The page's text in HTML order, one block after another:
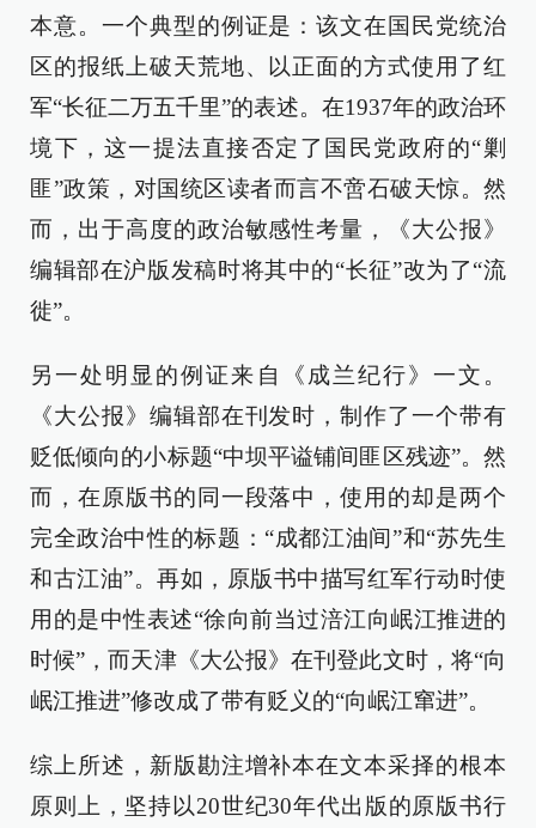
本意。一个典型的例证是：该文在国民党统治
区的报纸上破天荒地、以正面的方式使用了红
军“长征二万五千里”的表述。在1937年的政治环
境下，这一提法直接否定了国民党政府的“剿
匪”政策，对国统区读者而言不啻石破天惊。然
而，出于高度的政治敏感性考量，《大公报》
编辑部在沪版发稿时将其中的“长征”改为了“流
徙”。
另一处明显的例证来自《成兰纪行》一文。
《大公报》编辑部在刊发时，制作了一个带有
贬低倾向的小标题“中坝平谥铺间匪区残迹”。然
而，在原版书的同一段落中，使用的却是两个
完全政治中性的标题：“成都江油间”和“苏先生
和古江油”。再如，原版书中描写红军行动时使
用的是中性表述“徐向前当过涪江向岷江推进的
时候”，而天津《大公报》在刊登此文时，将“向
岷江推进”修改成了带有贬义的“向岷江窜进”。
综上所述，新版勘注增补本在文本采择的根本
原则上，坚持以20世纪30年代出版的原版书行